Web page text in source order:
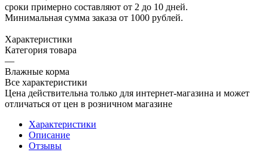
сроки примерно составляют от 2 до 10 дней.
Минимальная сумма заказа от 1000 рублей.
Характеристики
Категория товара
—
Влажные корма
Все характеристики
Цена действительна только для интернет-магазина и может
отличаться от цен в розничном магазине
Характеристики
Описание
Отзывы